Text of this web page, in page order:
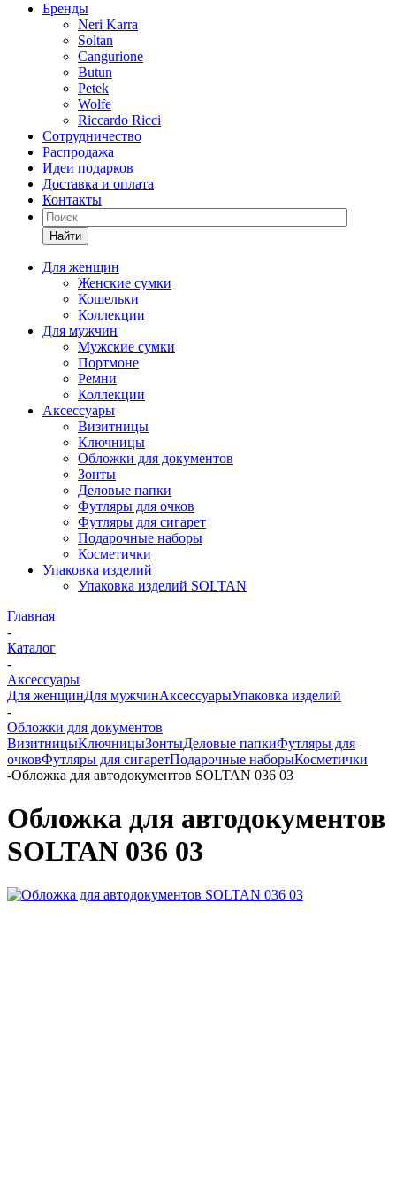
Бренды
Neri Karra
Soltan
Cangurione
Butun
Petek
Wolfe
Riccardo Ricci
Сотрудничество
Распродажа
Идеи подарков
Доставка и оплата
Контакты
Найти
Для женщин
Женские сумки
Кошельки
Коллекции
Для мужчин
Мужские сумки
Портмоне
Ремни
Коллекции
Аксессуары
Визитницы
Ключницы
Обложки для документов
Зонты
Деловые папки
Футляры для очков
Футляры для сигарет
Подарочные наборы
Косметички
Упаковка изделий
Упаковка изделий SOLTAN
Главная
-
Каталог
-
Аксессуары
Для женщинДля мужчинАксессуарыУпаковка изделий
-
Обложки для документов
ВизитницыКлючницыЗонтыДеловые папкиФутляры для
очковФутляры для сигаретПодарочные наборыКосметички
-Обложка для автодокументов SOLTAN 036 03
Обложка для автодокументов
SOLTAN 036 03